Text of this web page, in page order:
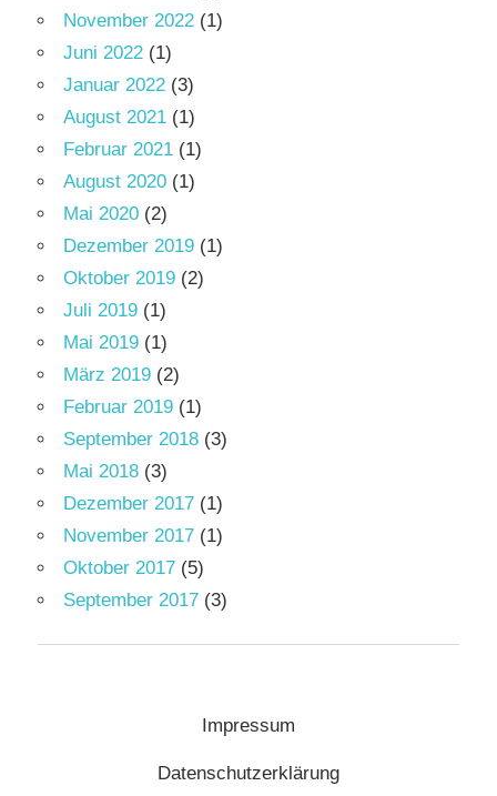
November 2022 (1)
Juni 2022 (1)
Januar 2022 (3)
August 2021 (1)
Februar 2021 (1)
August 2020 (1)
Mai 2020 (2)
Dezember 2019 (1)
Oktober 2019 (2)
Juli 2019 (1)
Mai 2019 (1)
März 2019 (2)
Februar 2019 (1)
September 2018 (3)
Mai 2018 (3)
Dezember 2017 (1)
November 2017 (1)
Oktober 2017 (5)
September 2017 (3)
Impressum
Datenschutzerklärung